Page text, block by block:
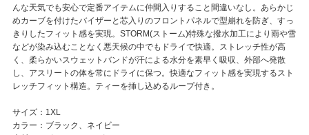
んな天気でも安心で定番アイテムに仲間入りすること間違いなし。あらかじ
めカーブを付けたバイザーと芯入りのフロントパネルで型崩れを防ぎ、すっ
きりしたフィット感を実現。STORM(ストーム)特殊な撥水加工により雨や雪
などが染み込むことなく悪天候の中でもドライで快適。ストレッチ性が高
く、柔らかいスウェットバンドが汗による水分を素早く吸収、外部へ発散
し、アスリートの体を常にドライに保つ。快適なフィット感を実現するスト
レッチフィット構造。ティーを挿し込めるループ付き。
サイズ：1XL
カラー：ブラック、ネイビー